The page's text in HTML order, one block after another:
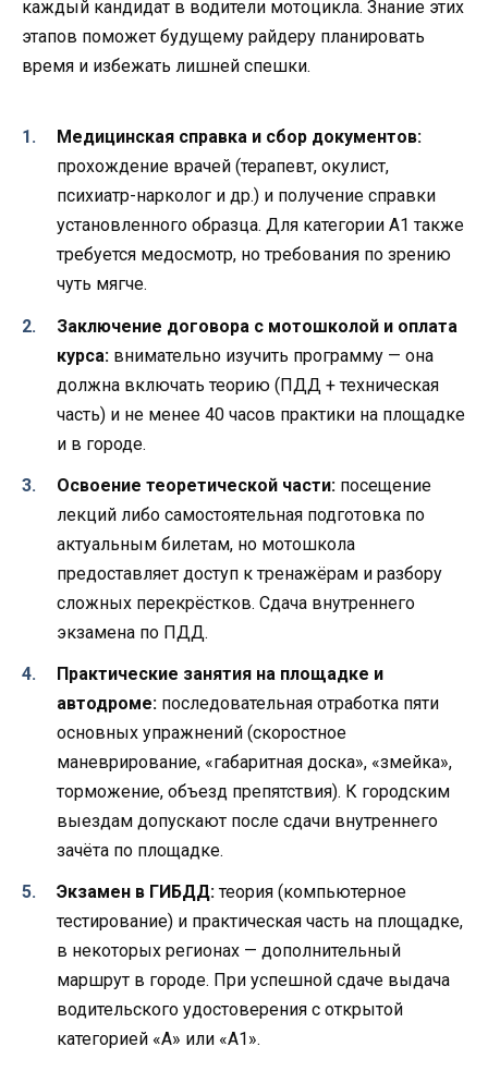
каждый кандидат в водители мотоцикла. Знание этих
этапов поможет будущему райдеру планировать
время и избежать лишней спешки.
Медицинская справка и сбор документов:
прохождение врачей (терапевт, окулист,
психиатр-нарколог и др.) и получение справки
установленного образца. Для категории А1 также
требуется медосмотр, но требования по зрению
чуть мягче.
Заключение договора с мотошколой и оплата
курса: внимательно изучить программу — она
должна включать теорию (ПДД + техническая
часть) и не менее 40 часов практики на площадке
и в городе.
Освоение теоретической части: посещение
лекций либо самостоятельная подготовка по
актуальным билетам, но мотошкола
предоставляет доступ к тренажёрам и разбору
сложных перекрёстков. Сдача внутреннего
экзамена по ПДД.
Практические занятия на площадке и
автодроме: последовательная отработка пяти
основных упражнений (скоростное
маневрирование, «габаритная доска», «змейка»,
торможение, объезд препятствия). К городским
выездам допускают после сдачи внутреннего
зачёта по площадке.
Экзамен в ГИБДД: теория (компьютерное
тестирование) и практическая часть на площадке,
в некоторых регионах — дополнительный
маршрут в городе. При успешной сдаче выдача
водительского удостоверения с открытой
категорией «А» или «А1».